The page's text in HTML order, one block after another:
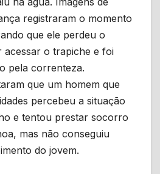
registraram o momento
que ele perdeu o
acessar o trapiche e foi
pela correnteza.
que um homem que
percebeu a situação
e tentou prestar socorro
mas não conseguiu
do jovem.